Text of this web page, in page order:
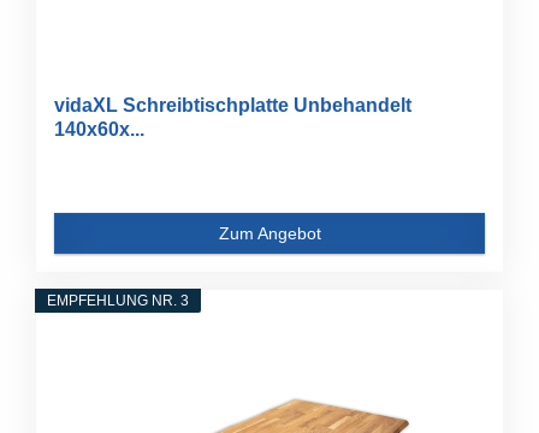
vidaXL Schreibtischplatte Unbehandelt
140x60x...
Zum Angebot
EMPFEHLUNG NR. 3